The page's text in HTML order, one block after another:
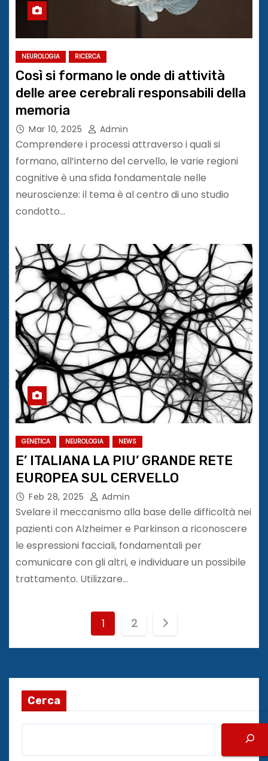
NEUROLOGIA RICERCA
Così si formano le onde di attività
delle aree cerebrali responsabili della
memoria
Mar 10, 2025 Admin
Comprendere i processi attraverso i quali si
formano, all’interno del cervello, le varie regioni
cognitive è una sfida fondamentale nelle
neuroscienze: il tema è al centro di uno studio
condotto…
GENETICA NEUROLOGIA NEWS
E’ ITALIANA LA PIU’ GRANDE RETE
EUROPEA SUL CERVELLO
Feb 28, 2025 Admin
Svelare il meccanismo alla base delle difficoltà nei
pazienti con Alzheimer e Parkinson a riconoscere
le espressioni facciali, fondamentali per
comunicare con gli altri, e individuare un possibile
trattamento. Utilizzare…
a
g
1 2
Cerca